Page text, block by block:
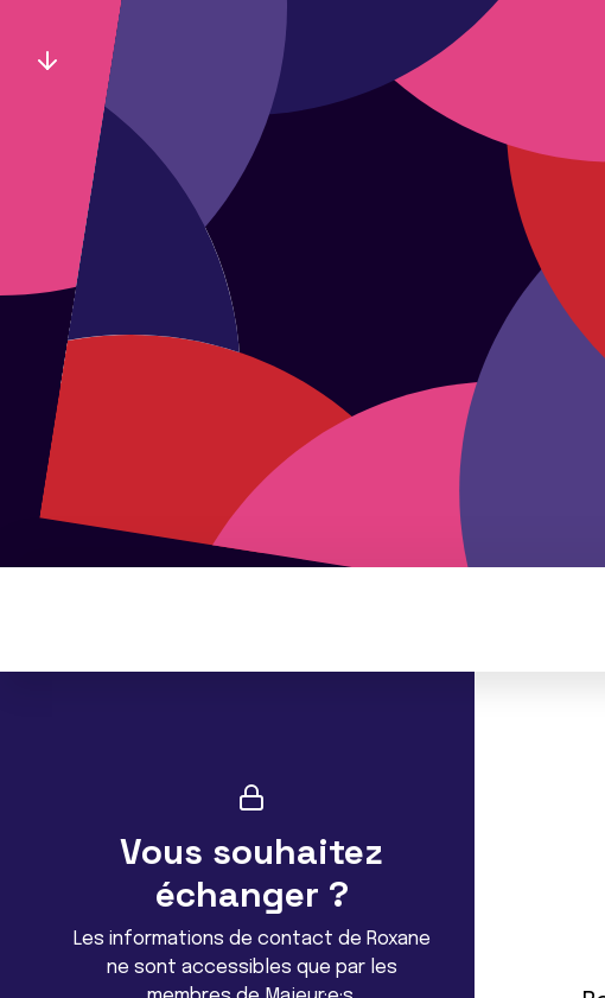
Vous souhaitez
échanger ?
Les informations de contact de Roxane
ne sont accessibles que par les